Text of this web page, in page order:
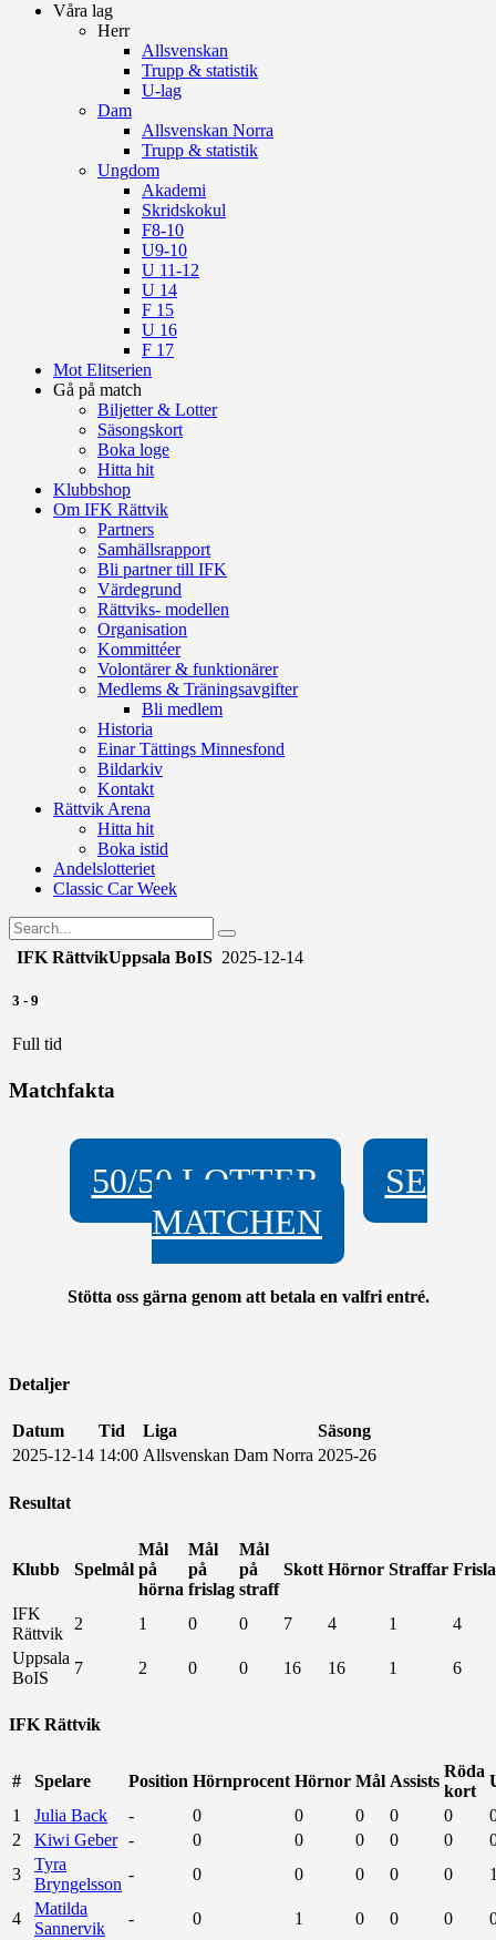
Våra lag
Herr
Allsvenskan
Trupp & statistik
U-lag
Dam
Allsvenskan Norra
Trupp & statistik
Ungdom
Akademi
Skridskokul
F8-10
U9-10
U 11-12
U 14
F 15
U 16
F 17
Mot Elitserien
Gå på match
Biljetter & Lotter
Säsongskort
Boka loge
Hitta hit
Klubbshop
Om IFK Rättvik
Partners
Samhällsrapport
Bli partner till IFK
Värdegrund
Rättviks- modellen
Organisation
Kommittéer
Volontärer & funktionärer
Medlems & Träningsavgifter
Bli medlem
Historia
Einar Tättings Minnesfond
Bildarkiv
Kontakt
Rättvik Arena
Hitta hit
Boka istid
Andelslotteriet
Classic Car Week
IFK RättvikUppsala BoIS 2025-12-14
3 - 9
Full tid
Matchfakta
50/50 LOTTER
SE
MATCHEN
Stötta oss gärna genom att betala en valfri entré.
Detaljer
Datum Tid Liga
Säsong
2025-12-14 14:00 Allsvenskan Dam Norra 2025-26
Resultat
Klubb Spelmål
Mål
på
hörna
Mål
på
frislag
Mål
på
straff
Skott Hörnor Straffar
IFK
Rättvik
2 1 0 0 7 4 1
4
Uppsala
BoIS
7 2 0 0 16 16 1 6
IFK Rättvik
# Spelare Position Hörnprocent Hörnor Mål Assists
Röda
kort
1
Julia Back - 0 0 0 0 0
2
Kiwi Geber - 0 0 0 0 0
3
Tyra
Bryngelsson
- 0 0 0 0 0
4
Matilda
Sannervik
- 0 1 0 0 0